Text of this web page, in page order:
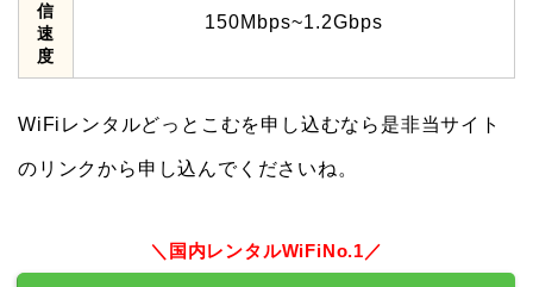
信
速
度
150Mbps~1.2Gbps
WiFiレンタルどっとこむを申し込むなら是非当サイト
のリンクから申し込んでくださいね。
＼国内レンタルWiFiNo.1／